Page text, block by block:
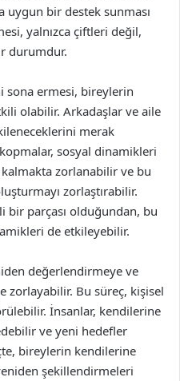
uygun bir destek sunması
yalnızca çiftleri değil,
durumdur.
sona ermesi, bireylerin
olabilir. Arkadaşlar ve aile
merak
sosyal dinamikleri
zorlanabilir ve bu
zorlaştırabilir.
bir parçası olduğundan, bu
de etkileyebilir.
değerlendirmeye ve
zorlayabilir. Bu süreç, kişisel
İnsanlar, kendilerine
ve yeni hedefler
bireylerin kendilerine
şekillendirmeleri